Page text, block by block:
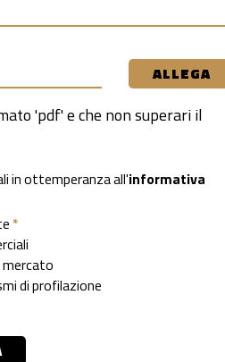
ALLEGA
'pdf' e che non superari il
in ottemperanza all'informativa
*
di profilazione